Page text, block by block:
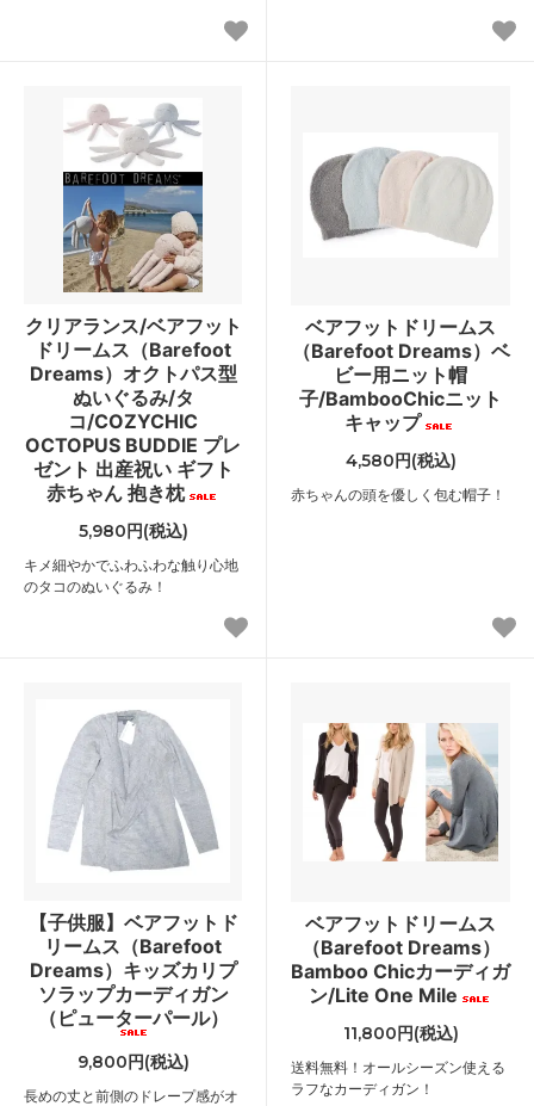
クリアランス/ベアフット
ドリームス（Barefoot
Dreams）オクトパス型
ぬいぐるみ/タ
コ/COZYCHIC
OCTOPUS BUDDIE プレ
ゼント 出産祝い ギフト
赤ちゃん 抱き枕
5,980円(税込)
キメ細やかでふわふわな触り心地
のタコのぬいぐるみ！
ベアフットドリームス
（Barefoot Dreams）ベ
ビー用ニット帽
子/BambooChicニット
キャップ
4,580円(税込)
赤ちゃんの頭を優しく包む帽子！
【子供服】ベアフットド
リームス（Barefoot
Dreams）キッズカリプ
ソラップカーディガン
（ピューターパール）
9,800円(税込)
長めの丈と前側のドレープ感がオ
ベアフットドリームス
（Barefoot Dreams）
Bamboo Chicカーディガ
ン/Lite One Mile
11,800円(税込)
送料無料！オールシーズン使える
ラフなカーディガン！